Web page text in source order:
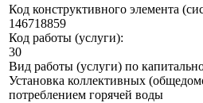
Код конструктивного элемента
146718859
Код работы (услуги):
30
Вид работы (услуги) по
Установка коллективных
потреблением горячей воды